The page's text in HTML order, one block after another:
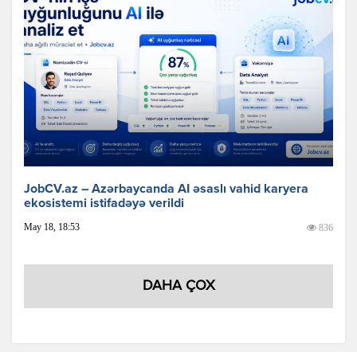
JobCV.az – Azərbaycanda AI əsaslı vahid karyera
ekosistemi istifadəyə verildi
May 18, 18:53 836
DAHA ÇOX